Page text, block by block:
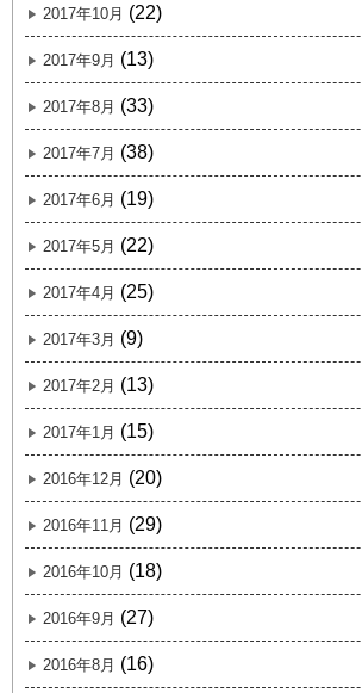
2017年10月 (22)
2017年9月 (13)
2017年8月 (33)
2017年7月 (38)
2017年6月 (19)
2017年5月 (22)
2017年4月 (25)
2017年3月 (9)
2017年2月 (13)
2017年1月 (15)
2016年12月 (20)
2016年11月 (29)
2016年10月 (18)
2016年9月 (27)
2016年8月 (16)